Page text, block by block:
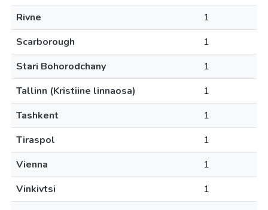
Rivne
1
Scarborough
1
Stari Bohorodchany
1
Tallinn (Kristiine linnaosa)
1
Tashkent
1
Tiraspol
1
Vienna
1
Vinkivtsi
1